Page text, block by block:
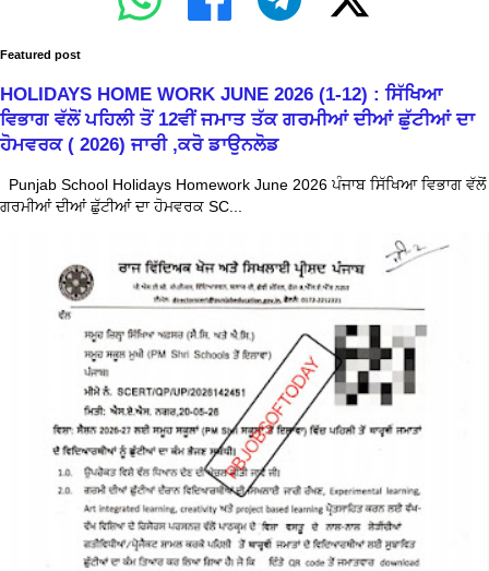
Featured post
HOLIDAYS HOME WORK JUNE 2026 (1-12) : ਸਿੱਖਿਆ
ਵਿਭਾਗ ਵੱਲੋਂ ਪਹਿਲੀ ਤੋਂ 12ਵੀਂ ਜਮਾਤ ਤੱਕ ਗਰਮੀਆਂ ਦੀਆਂ ਛੁੱਟੀਆਂ ਦਾ
ਹੋਮਵਰਕ ( 2026) ਜਾਰੀ ,ਕਰੋ ਡਾਉਨਲੋਡ
Punjab School Holidays Homework June 2026 ਪੰਜਾਬ ਸਿੱਖਿਆ ਵਿਭਾਗ ਵੱਲੋਂ
ਗਰਮੀਆਂ ਦੀਆਂ ਛੁੱਟੀਆਂ ਦਾ ਹੋਮਵਰਕ SC...